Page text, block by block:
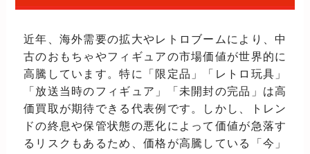
近年、海外需要の拡大やレトロブームにより、中
古のおもちゃやフィギュアの市場価値が世界的に
高騰しています。特に「限定品」「レトロ玩具」
「放送当時のフィギュア」「未開封の完品」は高
価買取が期待できる代表例です。しかし、トレン
ドの終息や保管状態の悪化によって価値が急落す
るリスクもあるため、価格が高騰している「今」